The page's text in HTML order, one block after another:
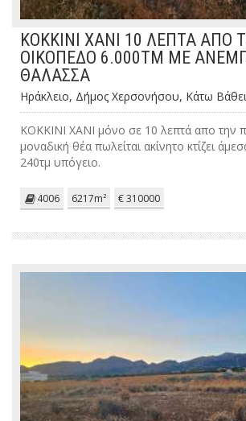
ΚΟΚΚΙΝΙ ΧΑΝΙ 10 ΛΕΠΤΑ ΑΠΟ
ΟΙΚΟΠΕΔΟ 6.000ΤΜ ΜΕ
ΘΑΛΑΣΣΑ
Ηράκλειο, Δήμος Χερσονήσου, Κάτω
ΚΟΚΚΙΝΙ ΧΑΝΙ μόνο σε 10 λεπτά απο την
μοναδική θέα πωλείται ακίνητο κτίζει
240τμ υπόγειο.
4006 6217m² € 310000